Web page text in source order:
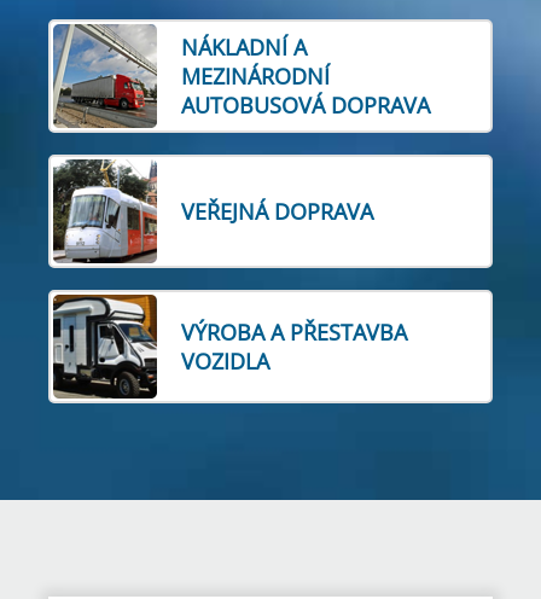
NÁKLADNÍ A
MEZINÁRODNÍ
AUTOBUSOVÁ DOPRAVA
VEŘEJNÁ DOPRAVA
VÝROBA A PŘESTAVBA
VOZIDLA